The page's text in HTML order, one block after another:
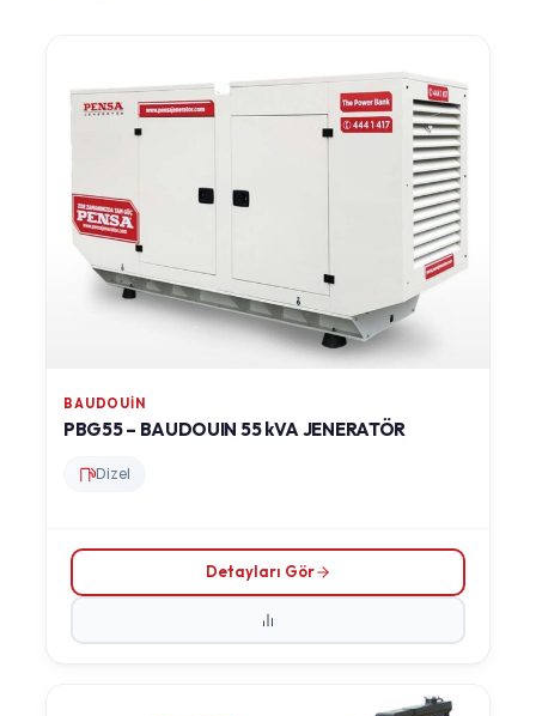
BAUDOUIN
PBG55 – BAUDOUIN 55 kVA JENERATÖR
Dizel
Detayları Gör